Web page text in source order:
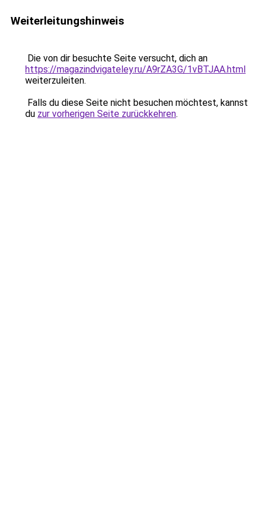
Weiterleitungshinweis
Die von dir besuchte Seite versucht, dich an
https://magazindvigateley.ru/A9rZA3G/1vBTJAA.html
weiterzuleiten.
Falls du diese Seite nicht besuchen möchtest, kannst
du zur vorherigen Seite zurückkehren.